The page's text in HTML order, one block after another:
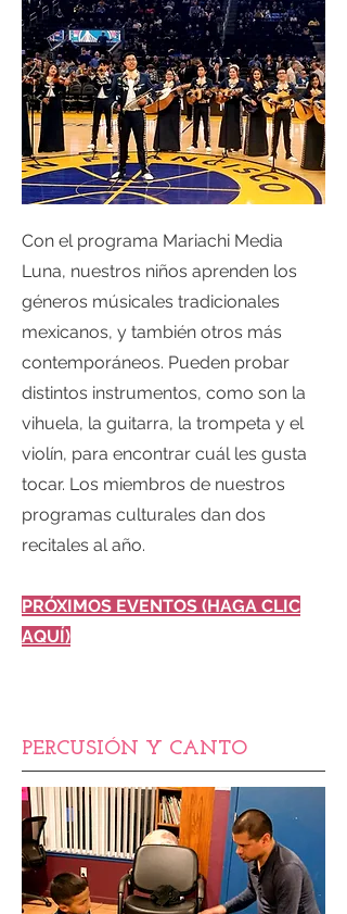
Con el programa Mariachi Media
Luna, nuestros niños aprenden los
géneros músicales tradicionales
mexicanos, y también otros más
contemporáneos. Pueden probar
distintos instrumentos, como son la
vihuela, la guitarra, la trompeta y el
violín, para encontrar cuál les gusta
tocar. Los miembros de nuestros
programas culturales dan dos
recitales al año.
PRÓXIMOS EVENTOS (HAGA CLIC
AQUÍ)
PERCUSIÓN Y CANTO